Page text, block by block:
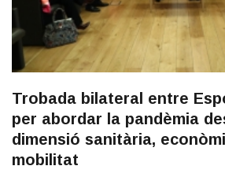
Trobada bilateral entre
per abordar la pandèmia
dimensió sanitària,
mobilitat